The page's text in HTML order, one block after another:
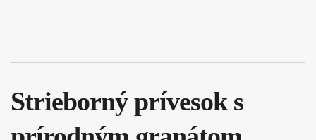
Strieborný prívesok s